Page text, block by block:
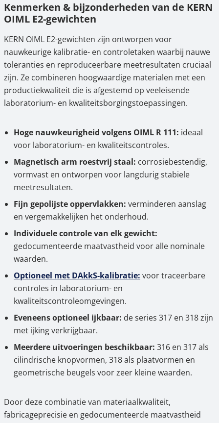
Kenmerken & bijzonderheden van de KERN
OIML E2-gewichten
KERN OIML E2-gewichten zijn ontworpen voor
nauwkeurige kalibratie- en controletaken waarbij nauwe
toleranties en reproduceerbare meetresultaten cruciaal
zijn. Ze combineren hoogwaardige materialen met een
productiekwaliteit die is afgestemd op veeleisende
laboratorium- en kwaliteitsborgingstoepassingen.
Hoge nauwkeurigheid volgens OIML R 111: ideaal
voor laboratorium- en kwaliteitscontroles.
Magnetisch arm roestvrij staal: corrosiebestendig,
vormvast en ontworpen voor langdurig stabiele
meetresultaten.
Fijn gepolijste oppervlakken: verminderen aanslag
en vergemakkelijken het onderhoud.
Individuele controle van elk gewicht:
gedocumenteerde maatvastheid voor alle nominale
waarden.
Optioneel met DAkkS-kalibratie: voor traceerbare
controles in laboratorium- en
kwaliteitscontroleomgevingen.
Eveneens optioneel ijkbaar: de series 317 en 318 zijn
met ijking verkrijgbaar.
Meerdere uitvoeringen beschikbaar: 316 en 317 als
cilindrische knopvormen, 318 als plaatvormen en
geometrische beugels voor zeer kleine waarden.
Door deze combinatie van materiaalkwaliteit,
fabricageprecisie en gedocumenteerde maatvastheid